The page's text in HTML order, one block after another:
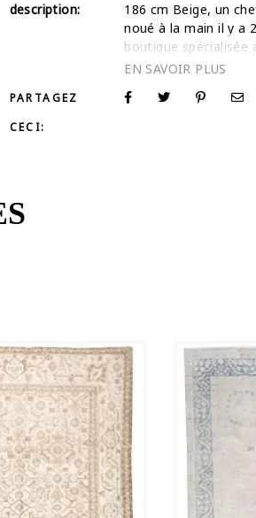
description:
186 cm Beige, un
noué à la main il y a
boutique spécialisée
vendus et une note
unique est une
profil bas qui met en
Cette pièce Persan
pour une utilisation
intérieur haut de
expérience, chaque
thibaudes de haute
maintenant votre
x 186 cm est un
et de service
PARTAGEZ
CECI: